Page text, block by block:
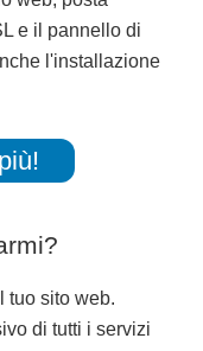
e il pannello di
l'installazione
tuo sito web.
di tutti i servizi